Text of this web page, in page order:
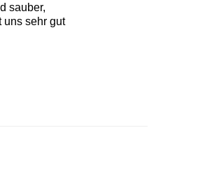
sauber,
uns sehr gut